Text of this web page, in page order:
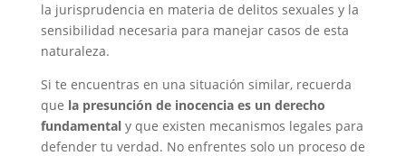
la jurisprudencia en materia de delitos sexuales y la
sensibilidad necesaria para manejar casos de esta
naturaleza.
Si te encuentras en una situación similar, recuerda
que la presunción de inocencia es un derecho
fundamentaly que existen mecanismos legales para
defender tu verdad. No enfrentes solo un proceso de